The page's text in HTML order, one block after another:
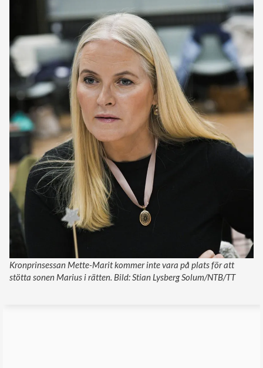
Kronprinsessan Mette-Marit kommer inte vara på plats för att
stötta sonen Marius i rätten. Bild: Stian Lysberg Solum/NTB/TT